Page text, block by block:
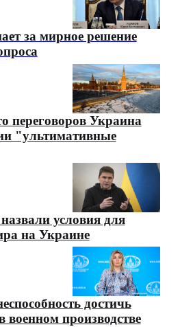
за мирное решение
переговоров Украина
"ультимативные
условия для
на Украине
достичь
военном производстве